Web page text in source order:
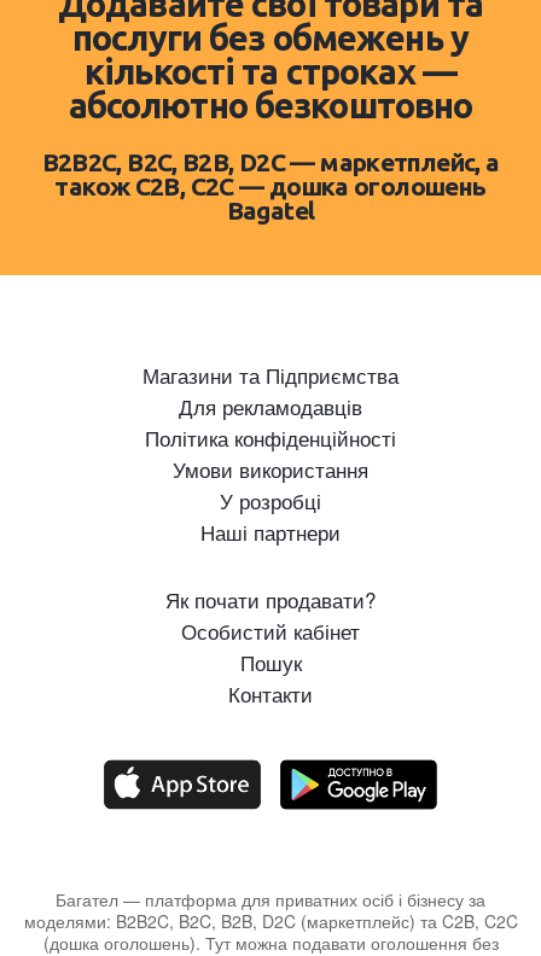
послуги без обмежень у
кількості та строках —
абсолютно безкоштовно
B2B2C, B2C, B2B, D2C — маркетплейс, а
також C2B, C2C — дошка оголошень
Bagatel
Магазини та Підприємства
Для рекламодавців
Політика конфіденційності
Умови використання
У розробці
Наші партнери
Як почати продавати?
Особистий кабінет
Пошук
Контакти
Багател — платформа для приватних осіб і бізнесу за
моделями: B2B2C, B2C, B2B, D2C (маркетплейс) та C2B, C2C
(дошка оголошень). Тут можна подавати оголошення без